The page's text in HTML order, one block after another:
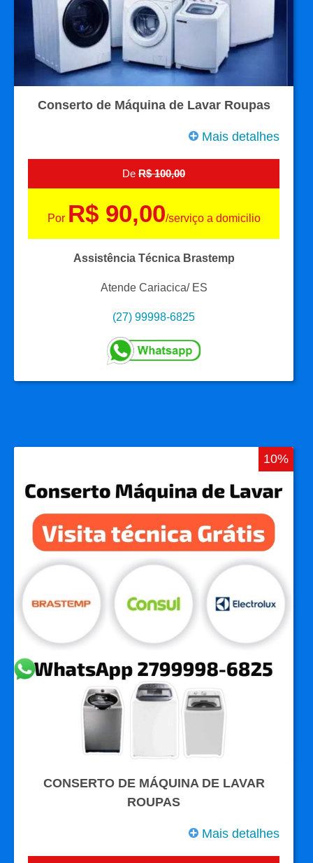
Conserto de Máquina de Lavar Roupas
Mais detalhes
De R$ 100,00
Por R$ 90,00/serviço a domicilio
Assistência Técnica Brastemp
Atende Cariacica/ ES
(27) 99998-6825
10%
CONSERTO DE MÁQUINA DE LAVAR
ROUPAS
Mais detalhes